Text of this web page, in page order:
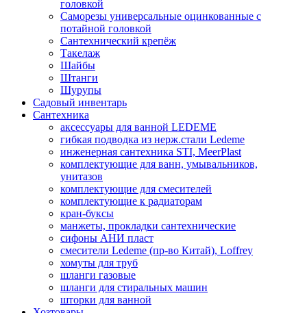
головкой
Саморезы универсальные оцинкованные с
потайной головкой
Сантехнический крепёж
Такелаж
Шайбы
Штанги
Шурупы
Садовый инвентарь
Сантехника
аксессуары для ванной LEDEME
гибкая подводка из нерж.стали Ledeme
инженерная сантехника STI, MeerPlast
комплектующие для ванн, умывальников,
унитазов
комплектующие для смесителей
комплектующие к радиаторам
кран-буксы
манжеты, прокладки сантехнические
сифоны АНИ пласт
смесители Ledeme (пр-во Китай), Loffrey
хомуты для труб
шланги газовые
шланги для стиральных машин
шторки для ванной